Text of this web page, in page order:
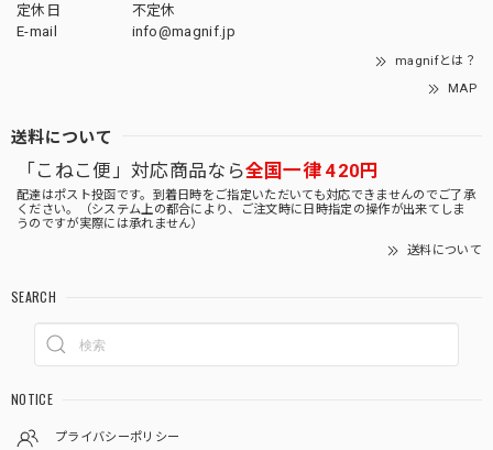
定休日
不定休
E-mail
info@magnif.jp
magnifとは？
MAP
送料について
「こねこ便」対応商品なら全国一律 420円
配達はポスト投函です。到着日時をご指定いただいても対応できませんのでご了承
ください。（システム上の都合により、ご注文時に日時指定の操作が出来てしま
うのですが実際には承れません）
送料について
SEARCH
NOTICE
プライバシーポリシー